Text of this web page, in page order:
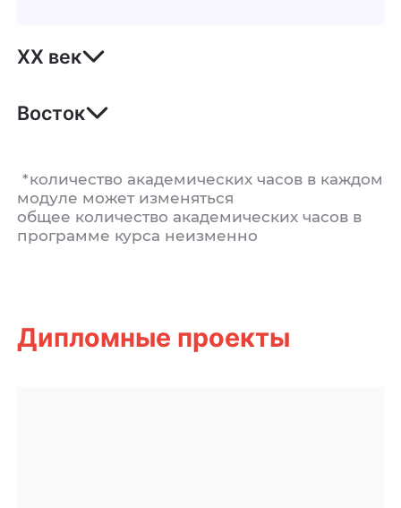
ХХ век
Восток
*количество академических часов в каждом
модуле может изменяться
общее количество академических часов в
программе курса неизменно
Дипломные проекты